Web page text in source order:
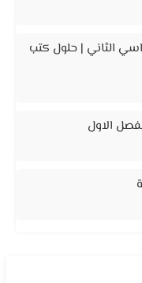
الثاني | حلول كتب
الاول